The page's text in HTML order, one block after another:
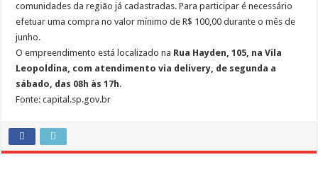
comunidades da região já cadastradas. Para participar é necessário
efetuar uma compra no valor mínimo de R$ 100,00 durante o mês de
junho.
O empreendimento está localizado na Rua Hayden, 105, na Vila
Leopoldina, com atendimento via delivery, de segunda a
sábado, das 08h às 17h.
Fonte: capital.sp.gov.br